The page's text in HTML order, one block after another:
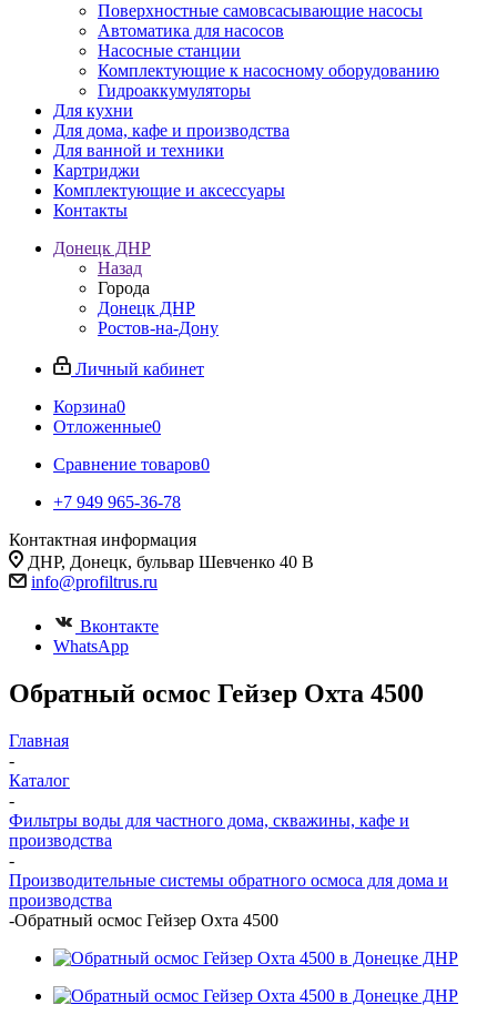
Поверхностные самовсасывающие насосы
Автоматика для насосов
Насосные станции
Комплектующие к насосному оборудованию
Гидроаккумуляторы
Для кухни
Для дома, кафе и производства
Для ванной и техники
Картриджи
Комплектующие и аксессуары
Контакты
Донецк ДНР
Назад
Города
Донецк ДНР
Ростов-на-Дону
Личный кабинет
Корзина0
Отложенные0
Сравнение товаров0
+7 949 965-36-78
Контактная информация
ДНР, Донецк, бульвар Шевченко 40 В
info@profiltrus.ru
Вконтакте
WhatsApp
Обратный осмос Гейзер Охта 4500
Главная
-
Каталог
-
Фильтры воды для частного дома, скважины, кафе и
производства
-
Производительные системы обратного осмоса для дома и
производства
-Обратный осмос Гейзер Охта 4500